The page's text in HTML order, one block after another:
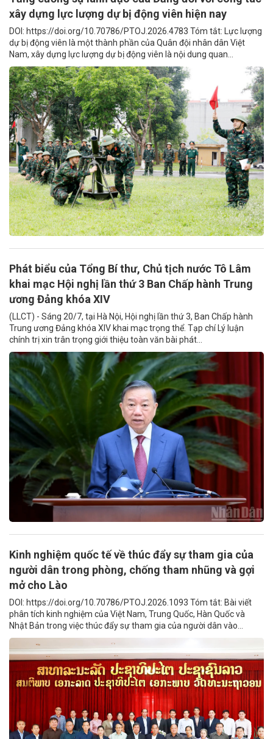
xây dựng lực lượng dự bị động viên hiện nay
DOI: https://doi.org/10.70786/PTOJ.2026.4783 Tóm tắt: Lực lượng
dự bị động viên là một thành phần của Quân đội nhân dân Việt
Nam, xây dựng lực lượng dự bị động viên là nội dung quan...
Phát biểu của Tổng Bí thư, Chủ tịch nước Tô Lâm
khai mạc Hội nghị lần thứ 3 Ban Chấp hành Trung
ương Đảng khóa XIV
(LLCT) - Sáng 20/7, tại Hà Nội, Hội nghị lần thứ 3, Ban Chấp hành
Trung ương Đảng khóa XIV khai mạc trọng thể. Tạp chí Lý luận
chính trị xin trân trọng giới thiệu toàn văn bài phát...
Kinh nghiệm quốc tế về thúc đẩy sự tham gia của
người dân trong phòng, chống tham nhũng và gợi
mở cho Lào
DOI: https://doi.org/10.70786/PTOJ.2026.1093 Tóm tắt: Bài viết
phân tích kinh nghiệm của Việt Nam, Trung Quốc, Hàn Quốc và
Nhật Bản trong việc thúc đẩy sự tham gia của người dân vào...